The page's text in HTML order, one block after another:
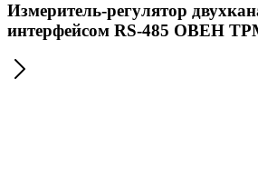
Измеритель-регулятор
интерфейсом RS-485 ОВЕН